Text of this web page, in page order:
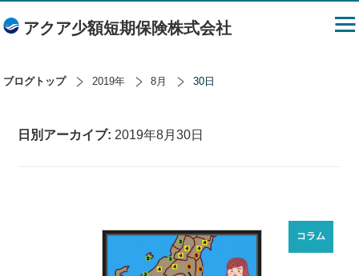
アクア少額短期保険株式会社
ブログトップ 2019年 8月 30日
日別アーカイブ: 2019年8月30日
コラム